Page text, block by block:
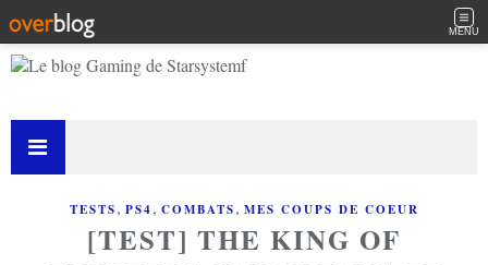
MENU
TESTS, PS4, COMBATS, MES COUPS DE COEUR
[TEST] THE KING OF